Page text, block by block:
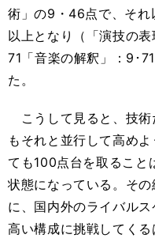
術」の9・46点で、そ
以上となり（「演技の
71「音楽の解釈」：9･
た。
こうして見ると、技術
もそれと並行して高め
ても100点台を取ること
状態になっている。そ
に、国内外のライバル
高い構成に挑戦してく